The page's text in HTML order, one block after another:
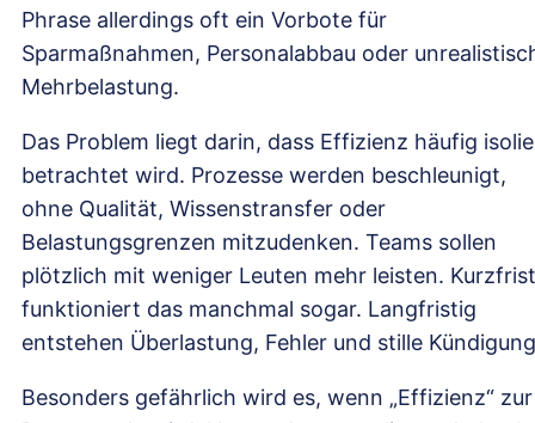
Phrase allerdings oft ein Vorbote für
Sparmaßnahmen, Personalabbau oder
Mehrbelastung.
Das Problem liegt darin, dass Effizienz häufig
betrachtet wird. Prozesse werden beschleunigt,
ohne Qualität, Wissenstransfer oder
Belastungsgrenzen mitzudenken. Teams sollen
plötzlich mit weniger Leuten mehr leisten.
funktioniert das manchmal sogar. Langfristig
entstehen Überlastung, Fehler und stille
Besonders gefährlich wird es, wenn „Effizienz“ zur